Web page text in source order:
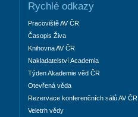
Rychlé odkazy
Pracoviště AV ČR
Časopis Živa
Knihovna AV ČR
Nakladatelství Academia
Týden Akademie věd ČR
Otevřená věda
Rezervace konferenčních sálů AV ČR
Veletrh vědy